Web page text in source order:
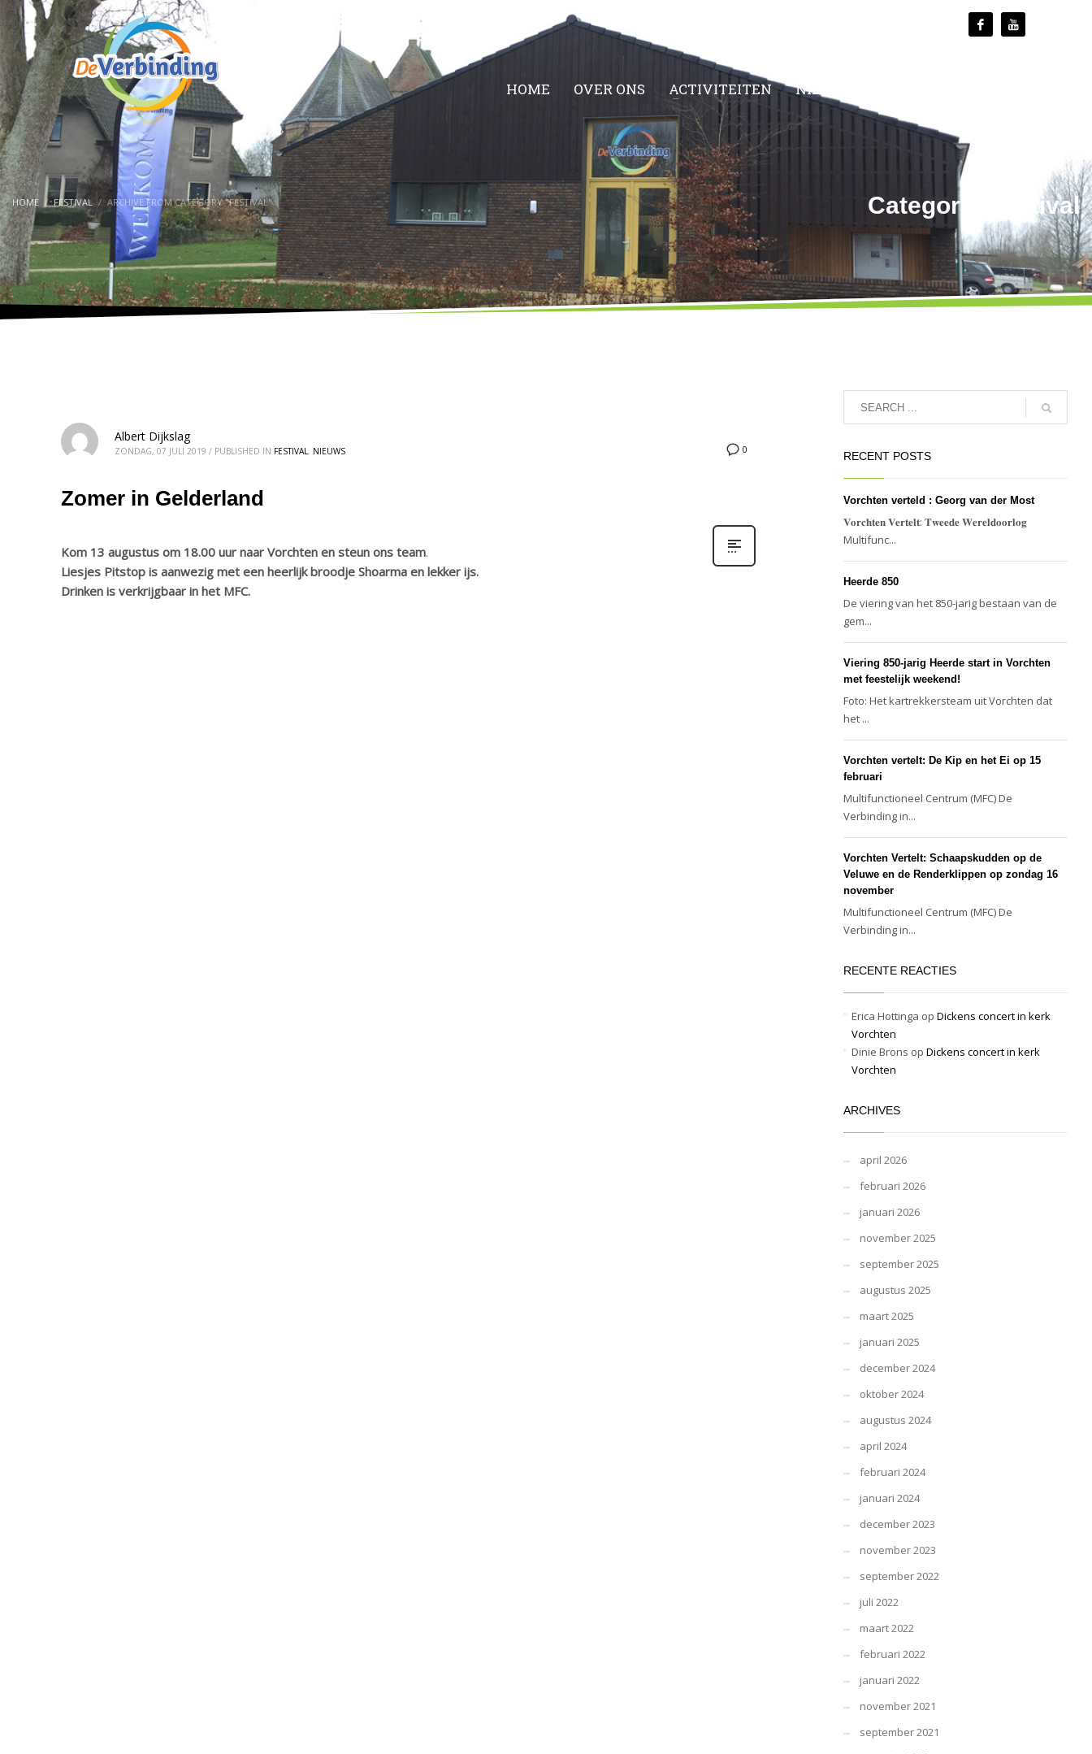
HOME OVER ONS ACTIVITEITEN NIEUWS
HOME FESTIVAL ARCHIVE FROM CATEGORY "FESTIVAL" Category: Festival
0
Albert Dijkslag
ZONDAG, 07 JULI 2019 / PUBLISHED IN FESTIVAL, NIEUWS
Zomer in Gelderland
Kom 13 augustus om 18.00 uur naar Vorchten en steun ons team.
Liesjes Pitstop is aanwezig met een heerlijk broodje Shoarma en lekker ijs.
Drinken is verkrijgbaar in het MFC.
RECENT POSTS
Vorchten verteld : Georg van der Most
𝐕𝐨𝐫𝐜𝐡𝐭𝐞𝐧 𝐕𝐞𝐫𝐭𝐞𝐥𝐭: 𝐓𝐰𝐞𝐞𝐝𝐞 𝐖𝐞𝐫𝐞𝐥𝐝𝐨𝐨𝐫𝐥𝐨𝐠
Multifunc...
Heerde 850
De viering van het 850-jarig bestaan van de
gem...
Viering 850-jarig Heerde start in Vorchten
met feestelijk weekend!
Foto: Het kartrekkersteam uit Vorchten dat
het ...
Vorchten vertelt: De Kip en het Ei op 15
februari
Multifunctioneel Centrum (MFC) De
Verbinding in...
Vorchten Vertelt: Schaapskudden op de
Veluwe en de Renderklippen op zondag 16
november
Multifunctioneel Centrum (MFC) De
Verbinding in...
RECENTE REACTIES
Erica Hottinga op Dickens concert in kerk
Vorchten
Dinie Brons op Dickens concert in kerk
Vorchten
ARCHIVES
april 2026
februari 2026
januari 2026
november 2025
september 2025
augustus 2025
maart 2025
januari 2025
december 2024
oktober 2024
augustus 2024
april 2024
februari 2024
januari 2024
december 2023
november 2023
september 2022
juli 2022
maart 2022
februari 2022
januari 2022
november 2021
september 2021